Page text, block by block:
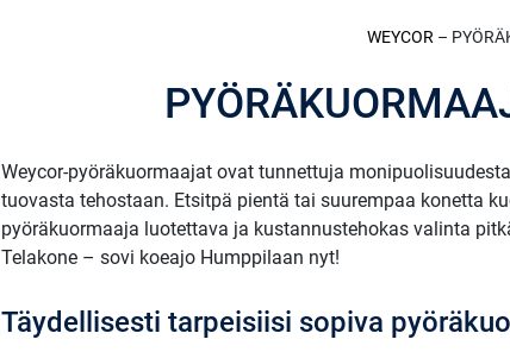
WEYCOR –
Weycor-pyöräkuormaajat ovat tunnettuja
tuovasta tehostaan. Etsitpä pientä tai suurempaa konetta
pyöräkuormaaja luotettava ja kustannustehokas valinta
Telakone – sovi koeajo Humppilaan nyt!
Täydellisesti tarpeisiisi sopiva